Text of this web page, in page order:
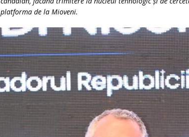
platforma de la Mioveni.